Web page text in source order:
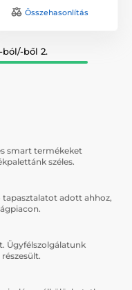
Összehasonlítás
ből 2.
smart termékeket
széles.
adott ahhoz,
Ügyfélszolgálatunk